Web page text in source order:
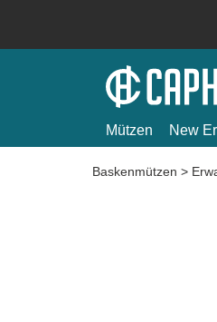
Mützen New
Baskenmützen >